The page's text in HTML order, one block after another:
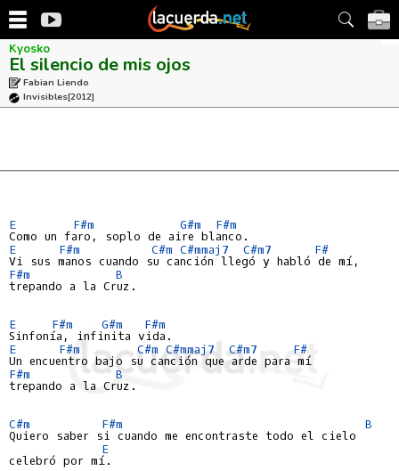
Kyosko
El silencio de mis ojos
Fabian Liendo
Invisibles[2012]
E F#m G#m
F#m
E
F#m C#m C#mmaj7 C#m7
F#
F#m
B
trepando a la Cruz.
E F#m G#m
F#m
E
F#m C#m C#mmaj7 C#m7
F#
F#m
B
trepando a la Cruz.
C#m F#m
B
Quiero saber si cuando me encontraste todo el cielo
E
celebró por mí.